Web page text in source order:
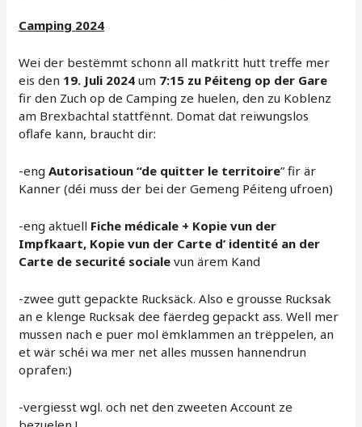
Camping 2024
Wei der bestëmmt schonn all matkritt hutt treffe mer
eis den 19. Juli 2024 um 7:15 zu Péiteng op der Gare
fir den Zuch op de Camping ze huelen, den zu Koblenz
am Brexbachtal stattfënnt. Domat dat reiwungslos
oflafe kann, braucht dir:
-engAutorisatioun “de quitter le territoire” fir är
Kanner (déi muss der bei der Gemeng Péiteng ufroen)
-eng aktuell Fiche médicale + Kopie vun der
Impfkaart, Kopie vun der Carte d’ identité an der
Carte de securité sociale vun ärem Kand
-zwee gutt gepackte Rucksäck. Also e grousse Rucksak
an e klenge Rucksak dee fäerdeg gepackt ass. Well mer
mussen nach e puer mol ëmklammen an trëppelen, an
et wär schéi wa mer net alles mussen hannendrun
oprafen:)
-vergiesst wgl. och net den zweeten Account ze